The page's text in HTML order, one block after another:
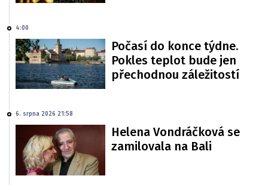
4:00
Počasí do konce týdne.
Pokles teplot bude jen
přechodnou záležitostí
6. srpna 2026 21:58
Helena Vondráčková se
zamilovala na Bali